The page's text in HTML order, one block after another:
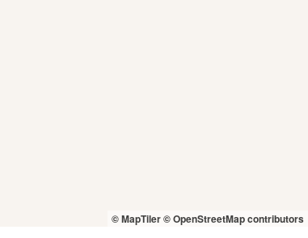
© MapTiler© OpenStreetMap contributors